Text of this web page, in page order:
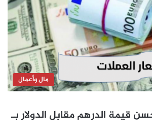
مال وأعمال
قيمة الدرهم مقابل الدولار بـ